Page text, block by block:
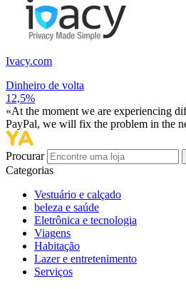
Ivacy.com
Dinheiro de volta
12,5%
«At the moment we are experiencing
PayPal, we will fix the problem in the
Procurar
Categorias
Vestuário e calçado
beleza e saúde
Eletrônica e tecnologia
Viagens
Habitação
Lazer e entretenimento
Serviços